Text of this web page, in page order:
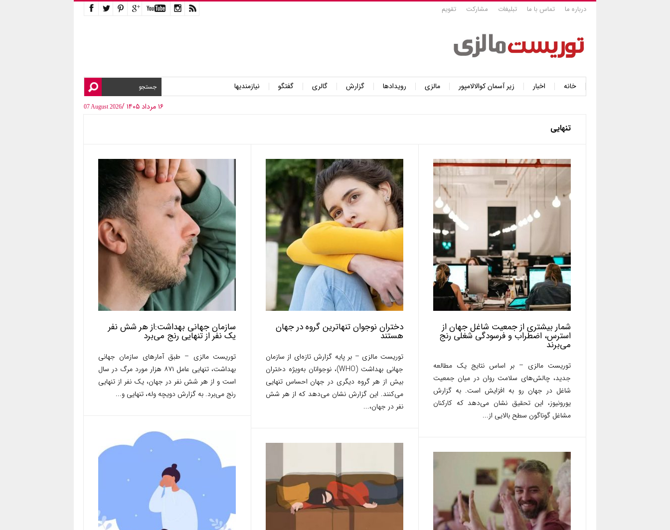
درباره ما تماس با ما تبلیغات مشارکت تقویم
خانه اخبار زیر آسمان کوالالامپور مالزی رویدادها گزارش گالری گفتگو
نیازمندیها
۱۶ مرداد ۱۴۰۵ /
07 August 2026
تنهایی
سازمان جهانی بهداشت:از هر شش نفر
یک نفر از تنهایی رنج می‌برد
توریست مالزی – طبق آمارهای سازمان جهانی
بهداشت، تنهایی عامل ۸۷۱ هزار مورد مرگ در سال
است و از هر شش نفر در جهان، یک نفر از تنهایی
رنج می‌برد. به گزارش دویچه وله، تنهایی و...
دختران نوجوان تنها‌ترین گروه در جهان‌
هستند
توریست مالزی – بر پایه گزارش تازه‌ای از سازمان
جهانی بهداشت (WHO)، نوجوانان به‌ویژه دختران
بیش از هر گروه دیگری در جهان احساس تنهایی
می‌کنند. این گزارش نشان می‌دهد که از هر شش
نفر در جهان،...
شمار بیشتری از جمعیت شاغل جهان از
استرس، اضطراب و فرسودگی شغلی رنج
می‌برند
توریست مالزی – بر اساس نتایج یک مطالعه
جدید، چالش‌های سلامت روان در میان جمعیت
شاغل در جهان رو به افزایش است. به گزارش
یورونیوز، این تحقیق نشان می‌دهد که کارکنان
مشاغل گوناگون سطح بالایی از...